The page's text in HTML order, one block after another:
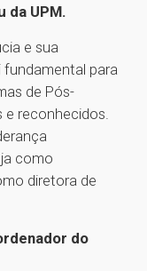
da UPM.
e sua
fundamental para
de Pós-
e reconhecidos.
como
diretora de
do